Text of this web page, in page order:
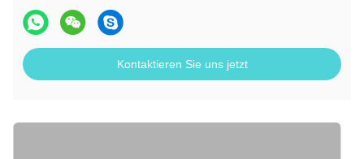
Kontaktieren Sie uns jetzt